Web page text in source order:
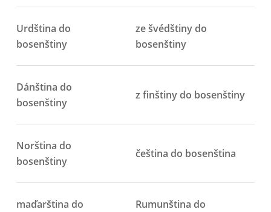
Urdština do
bosenštiny
ze švédštiny do
bosenštiny
Dánština do
bosenštiny
z finštiny do bosenštiny
Norština do
bosenštiny
čeština do bosenština
maďarština do
Rumunština do